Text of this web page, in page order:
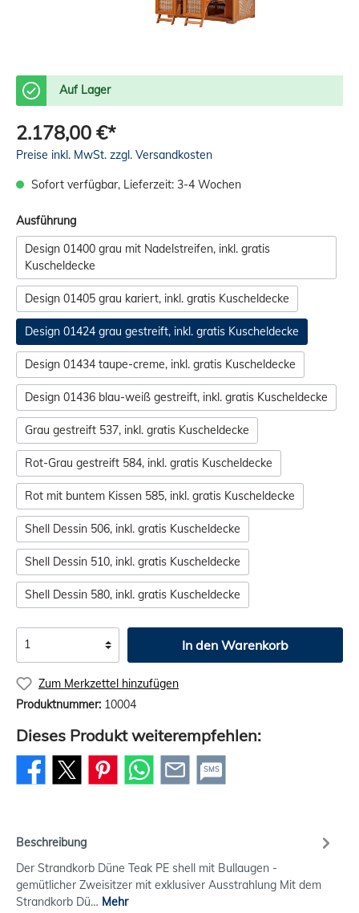
Auf Lager
2.178,00 €*
Preise inkl. MwSt. zzgl. Versandkosten
Sofort verfügbar, Lieferzeit: 3-4 Wochen
Ausführung
Design 01400 grau mit Nadelstreifen, inkl. gratis
Kuscheldecke
Design 01405 grau kariert, inkl. gratis Kuscheldecke
Design 01424 grau gestreift, inkl. gratis Kuscheldecke
Design 01434 taupe-creme, inkl. gratis Kuscheldecke
Design 01436 blau-weiß gestreift, inkl. gratis Kuscheldecke
Grau gestreift 537, inkl. gratis Kuscheldecke
Rot-Grau gestreift 584, inkl. gratis Kuscheldecke
Rot mit buntem Kissen 585, inkl. gratis Kuscheldecke
Shell Dessin 506, inkl. gratis Kuscheldecke
Shell Dessin 510, inkl. gratis Kuscheldecke
Shell Dessin 580, inkl. gratis Kuscheldecke
In den Warenkorb
Zum Merkzettel hinzufügen
Produktnummer: 10004
Dieses Produkt weiterempfehlen:
SMS
Beschreibung
Der Strandkorb Düne Teak PE shell mit Bullaugen -
gemütlicher Zweisitzer mit exklusiver Ausstrahlung Mit dem
Strandkorb Dü… Mehr